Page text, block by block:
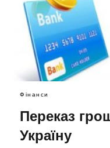
Фінанси
Переказ
Україну